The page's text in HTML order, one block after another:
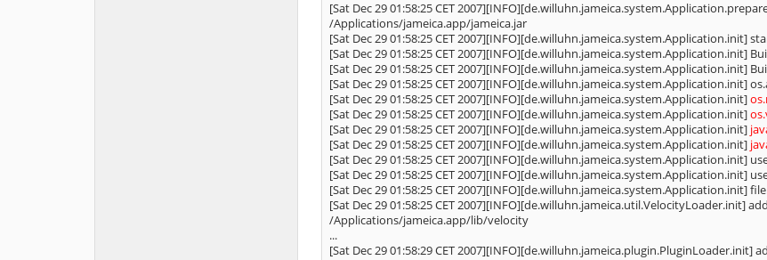
[Sat Dec 29 01:58:25 CET
/Applications/jameica.app/jameica.jar
[Sat Dec 29 01:58:25 CET 2007][INFO][de.willuhn.jameica.system.Application.init]
[Sat Dec 29 01:58:25 CET 2007][INFO][de.willuhn.jameica.system.Application.init]
[Sat Dec 29 01:58:25 CET 2007][INFO][de.willuhn.jameica.system.Application.init]
[Sat Dec 29 01:58:25 CET 2007][INFO][de.willuhn.jameica.system.Application.init]
[Sat Dec 29 01:58:25 CET 2007][INFO][de.willuhn.jameica.system.Application.init]
[Sat Dec 29 01:58:25 CET 2007][INFO][de.willuhn.jameica.system.Application.init]
[Sat Dec 29 01:58:25 CET 2007][INFO][de.willuhn.jameica.system.Application.init]
[Sat Dec 29 01:58:25 CET 2007][INFO][de.willuhn.jameica.system.Application.init]
[Sat Dec 29 01:58:25 CET 2007][INFO][de.willuhn.jameica.system.Application.init]
[Sat Dec 29 01:58:25 CET 2007][INFO][de.willuhn.jameica.system.Application.init]
[Sat Dec 29 01:58:25 CET 2007][INFO][de.willuhn.jameica.system.Application.init]
[Sat Dec 29 01:58:25 CET 2007][INFO][de.willuhn.jameica.util.VelocityLoader.init]
/Applications/jameica.app/lib/velocity
...
[Sat Dec 29 01:58:29 CET